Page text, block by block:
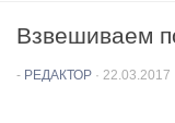
Взвешиваем
- РЕДАКТОР · 22.03.2017